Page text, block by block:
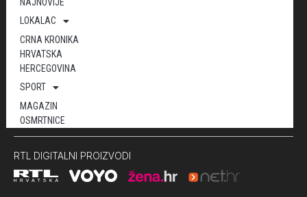
LOKALAC
CRNA KRONIKA
HRVATSKA
HERCEGOVINA
SPORT
MAGAZIN
OSMRTNICE
RTL DIGITALNI PROIZVODI